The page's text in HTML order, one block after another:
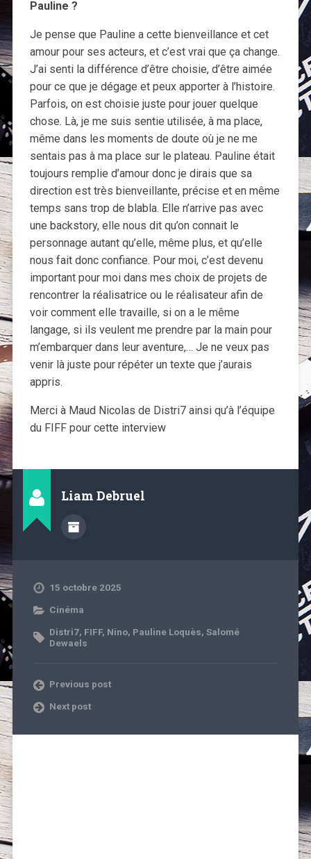
Pauline ?
Je pense que Pauline a cette bienveillance et cet
amour pour ses acteurs, et c’est vrai que ça change.
J’ai senti la différence d’être choisie, d’être aimée
pour ce que je dégage et peux apporter à l’histoire.
Parfois, on est choisie juste pour jouer quelque
chose. Là, je me suis sentie utilisée, à ma place,
même dans les moments de doute où je ne me
sentais pas à ma place sur le plateau. Pauline était
toujours remplie d’amour donc je dirais que sa
direction est très bienveillante, précise et en même
temps sans trop de blabla. Elle n’arrive pas avec
une backstory, elle nous dit qu’on connait le
personnage autant qu’elle, même plus, et qu’elle
nous fait donc confiance. Pour moi, c’est devenu
important pour moi dans mes choix de projets de
rencontrer la réalisatrice ou le réalisateur afin de
voir comment elle travaille, si on a le même
langage, si ils veulent me prendre par la main pour
m’embarquer dans leur aventure,… Je ne veux pas
venir là juste pour répéter un texte que j’aurais
appris.
Merci à Maud Nicolas de Distri7 ainsi qu’à l’équipe
du FIFF pour cette interview
Liam Debruel
15 octobre 2025
Cinéma
Distri7, FIFF, Nino, Pauline Loquès, Salomé
Dewaels
Previous post
Next post